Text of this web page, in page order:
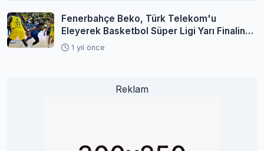
Fenerbahçe Beko, Türk Telekom'u
Eleyerek Basketbol Süper Ligi Yarı Finaline
Yükseldi
1 yıl önce
Reklam